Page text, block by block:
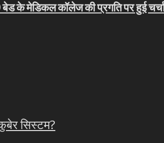
के मेडिकल कॉलेज की प्रगति पर हुई